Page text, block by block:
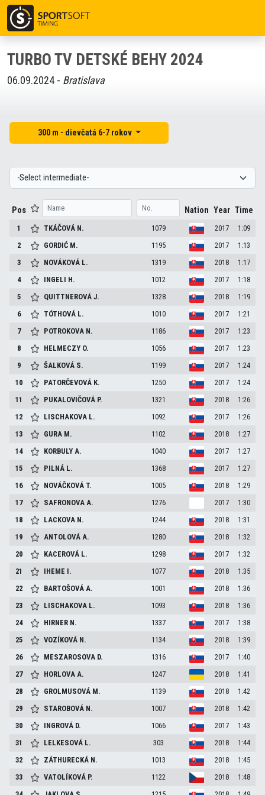
TURBO TV DETSKÉ BEHY 2024
06.09.2024 - Bratislava
300 m - dievčatá 6-7 rokov
Pos Nation Year Time
1 TKÁČOVÁ N. 1079 2017
1:09
2
GORDIĆ M. 1195 2017
1:13
3
NOVÁKOVÁ L. 1319 2018
1:17
4
INGELI H. 1012 2017
1:18
5
QUITTNEROVÁJ. 1328 2018
1:19
6
TÓTHOVÁ L. 1010 2017
1:21
7
POTROKOVA N. 1186 2017
1:23
8
HELMECZY O. 1056 2017
1:23
9
ŠALKOVÁ S. 1199 2017
1:24
10
PATORČEVOVÁ K. 1250 2017
1:24
11
PUKALOVIČOVÁ P. 1321 2018
1:26
12
LISCHAKOVA L. 1092 2017
1:26
13
GURA M. 1102 2018
1:27
14
KORBULYA. 1040 2017
1:27
15
PILNÁ L. 1368 2017
1:27
16
NOVÁČKOVÁ T. 1005 2018
1:29
17
SAFRONOVAA. 1276 2017
1:30
18
LACKOVA N. 1244 2018
1:31
19
ANTOLOVÁA. 1280 2018
1:32
20
KACEROVÁ L. 1298 2017
1:32
21
IHEME I. 1077 2018
1:35
22
BARTOŠOVÁA. 1001 2018
1:36
23
LISCHAKOVA L. 1093 2018
1:36
24
HIRNER N. 1337 2017
1:38
25
VOZÍKOVÁ N. 1134 2018
1:39
26
MESZAROSOVA D. 1316 2017
1:40
27
HORLOVAA. 1247 2018
1:41
28
GROLMUSOVÁ M. 1139 2018
1:42
29
STAROBOVÁ N. 1007 2018
1:42
30
INGROVÁ D. 1066 2017
1:43
31
LELKESOVÁ L. 303 2018
1:44
32
ZÁTHURECKÁ N. 1013 2018
1:45
33
VATOLÍKOVÁ P. 1122 2018
1:48